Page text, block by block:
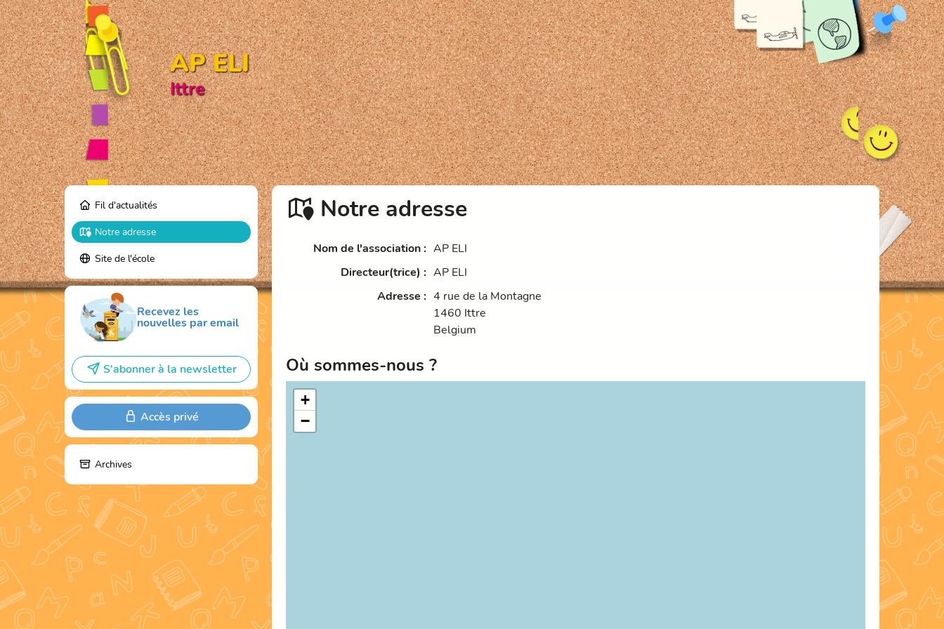
AP ELI
Ittre
Fil d'actualités
Notre adresse
Site de l'école
Recevez les
nouvelles par email
S'abonner à la newsletter
Accès privé
Archives
Notre adresse
Nom de l'association : AP ELI
Directeur(trice) : AP ELI
Adresse : 4 rue de la Montagne
1460 Ittre
Belgium
Où sommes-nous ?
+
−